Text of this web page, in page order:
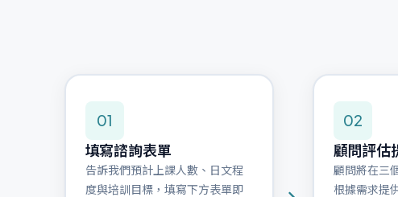
01
填寫諮詢表單
告訴我們預計上課人數、日文程
度與培訓目標，填寫下方表單即
02
顧問評估
顧問將在三
根據需求提